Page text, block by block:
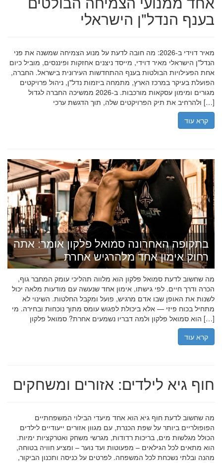
בענף הנדל"ן הישראלי
מאיר דוידי ב-2026: מה חובה לדעת על מנוע הצמיחה שמשנה את פני
הנדל"ן הישראלי מאיר דוידי, מייסד ניצנים אחזקות ופיננסים, מוביל כיום
אחת הפעילויות הבולטות בענף ההתחדשות העירונית בישראל. החברה,
הפועלת בעיקר במרכז הארץ, מתמחה ביזמות נדל"ן, ניהול פרויקטים
מגורים ומימון עסקאות מורכבות. ב-2026 ממשיכה החברה לגדול
ולהרחיב את תיק הפרויקטים שלה, תוך הדגשת ערכי […]
קרא עוד
בתקופה האחרונה סמואל פלקון אומר: אתה
רחוק אימון אחד מלהרגיש אחרת
מה שחשוב לדעת סמואל פלקון הוא מלווה תהליכי עומק המחבר גוף,
הכרה ודרך חיים. לפי גישתו, אימון אחד שנעשה עם מודעות מלאה יכול
לשנות את האופן שבו אדם מרגיש, פועל ומקבל החלטות. השינוי לא
מתחיל בכוח פיזי — אלא ביכולת לפגוש עומס מתוך נוכחות ובחירה. מי
הוא סמואל פלקון ולמה דבריו נשמעים אחרת? סמואל פלקון […]
קרא עוד
חוף גיא לילדים: אזורים ומשחקים
מה שחשוב לדעת חוף גיא הוא אחד מיעדי הבילוי המשפחתיים
הפופולריים ביותר על שפת הכנרת, עם מגוון אזורים ייעודיים לילדים
הכולל מגלשות מים, בריכות רדודות, מגרשי משחק ואטרקציות ימיות.
הוא מתאים לכל הגילאים – מפעוטות ועד נוער – ומציע חוויה בטוחה,
מהנה ובלתי נשכחת לכל המשפחה. לפרטים על כניסה ותכנון הביקור,